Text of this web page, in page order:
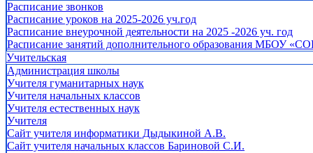
Расписание звонков
Расписание уроков на 2025-2026 уч.год
Расписание внеурочной деятельности на 2025 -2026 уч. год
Расписание занятий дополнительного образования МБОУ
Учительская
Администрация школы
Учителя гуманитарных наук
Учителя начальных классов
Учителя естественных наук
Учителя
Cайт учителя информатики Дыдыкиной А.В.
Сайт учителя начальных классов Бариновой С.И.